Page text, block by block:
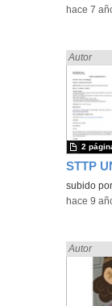
-hace 7
STTP
Autor
subido por
2
-hace 9
Autor